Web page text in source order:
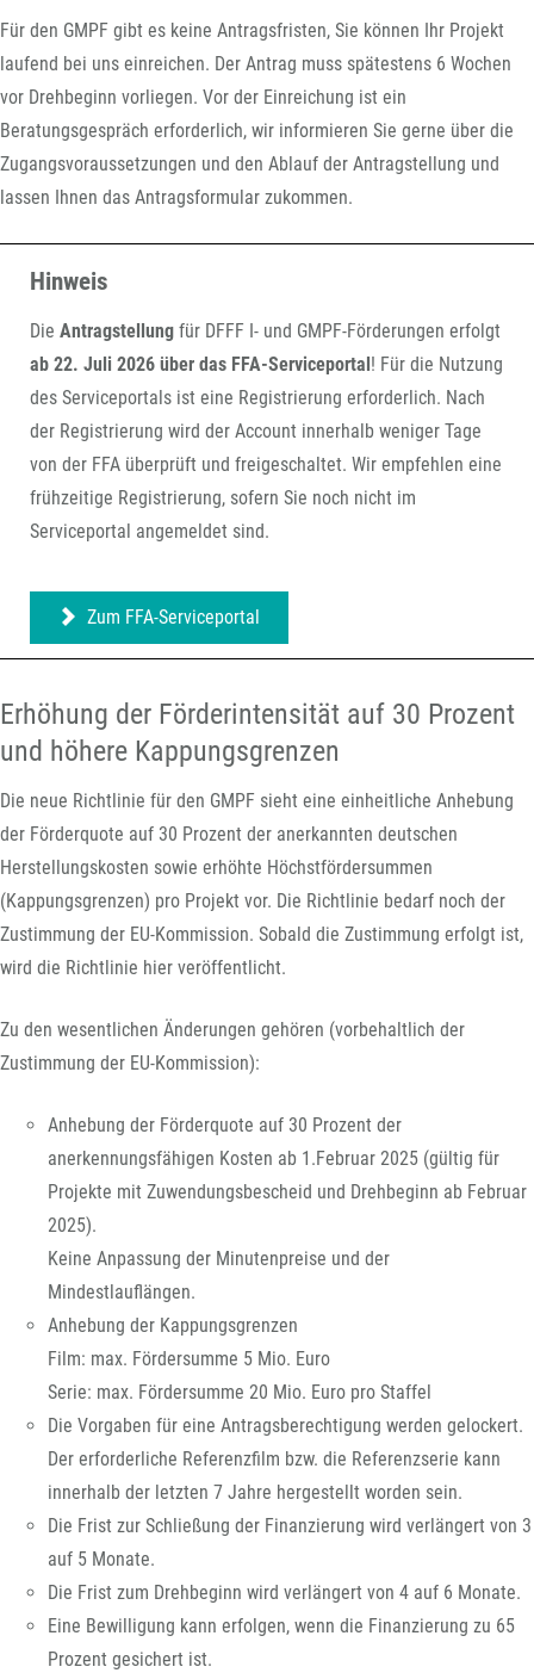
Für den GMPF gibt es keine Antragsfristen, Sie können Ihr Projekt
laufend bei uns einreichen. Der Antrag muss spätestens 6 Wochen
vor Drehbeginn vorliegen. Vor der Einreichung ist ein
Beratungsgespräch erforderlich, wir informieren Sie gerne über die
Zugangsvoraussetzungen und den Ablauf der Antragstellung und
lassen Ihnen das Antragsformular zukommen.
Hinweis
Die Antragstellungfür DFFF I- und GMPF-Förderungen erfolgt
ab 22. Juli 2026 über das FFA-Serviceportal! Für die Nutzung
des Serviceportals ist eine Registrierung erforderlich. Nach
der Registrierung wird der Account innerhalb weniger Tage
von der FFA überprüft und freigeschaltet. Wir empfehlen eine
frühzeitige Registrierung, sofern Sie noch nicht im
Serviceportal angemeldet sind.
Zum FFA-Serviceportal
Erhöhung der Förderintensität auf 30 Prozent
und höhere Kappungsgrenzen
Die neue Richtlinie für den GMPF sieht eine einheitliche Anhebung
der Förderquote auf 30 Prozent der anerkannten deutschen
Herstellungskosten sowie erhöhte Höchstfördersummen
(Kappungsgrenzen) pro Projekt vor. Die Richtlinie bedarf noch der
Zustimmung der EU-Kommission. Sobald die Zustimmung erfolgt ist,
wird die Richtlinie hier veröffentlicht.
Zu den wesentlichen Änderungen gehören (vorbehaltlich der
Zustimmung der EU-Kommission):
Anhebung der Förderquote auf 30 Prozent der
anerkennungsfähigen Kosten ab 1.Februar 2025 (gültig für
Projekte mit Zuwendungsbescheid und Drehbeginn ab Februar
2025).
Keine Anpassung der Minutenpreise und der
Mindestlauflängen.
Anhebung der Kappungsgrenzen
Film: max. Fördersumme 5 Mio. Euro
Serie: max. Fördersumme 20 Mio. Euro pro Staffel
Die Vorgaben für eine Antragsberechtigung werden gelockert.
Der erforderliche Referenzfilm bzw. die Referenzserie kann
innerhalb der letzten 7 Jahre hergestellt worden sein.
Die Frist zur Schließung der Finanzierung wird verlängert von 3
auf 5 Monate.
Die Frist zum Drehbeginn wird verlängert von 4 auf 6 Monate.
Eine Bewilligung kann erfolgen, wenn die Finanzierung zu 65
Prozent gesichert ist.